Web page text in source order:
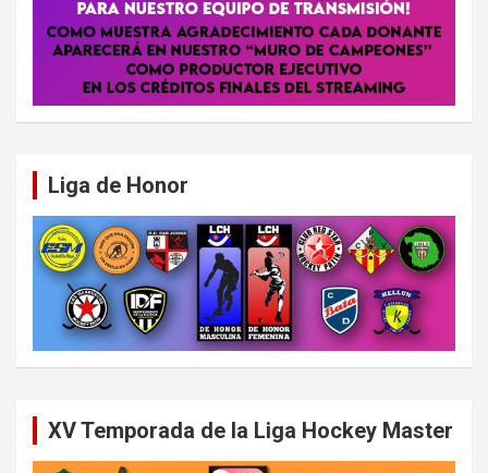
Liga de Honor
XV Temporada de la Liga Hockey Master